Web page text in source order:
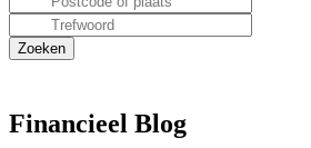
Financieel Blog